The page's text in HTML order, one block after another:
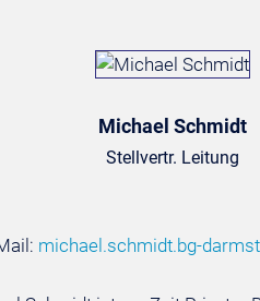
Michael Schmidt
Stellvertr. Leitung
michael.schmidt.bg-